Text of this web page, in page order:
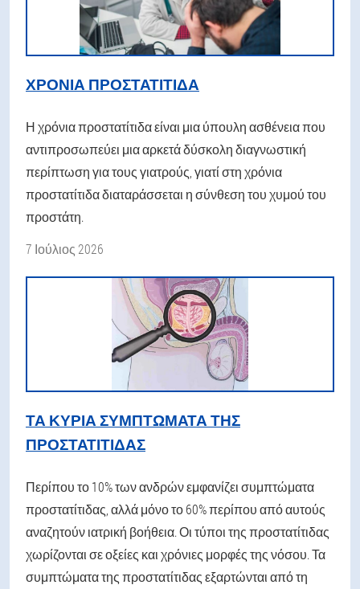
ΧΡΌΝΙΑ ΠΡΟΣΤΑΤΊΤΙΔΑ
Η χρόνια προστατίτιδα είναι μια ύπουλη ασθένεια που
αντιπροσωπεύει μια αρκετά δύσκολη διαγνωστική
περίπτωση για τους γιατρούς, γιατί στη χρόνια
προστατίτιδα διαταράσσεται η σύνθεση του χυμού του
προστάτη.
7 Ιούλιος 2026
ΤΑ ΚΎΡΙΑ ΣΥΜΠΤΏΜΑΤΑ ΤΗΣ
ΠΡΟΣΤΑΤΊΤΙΔΑΣ
Περίπου το 10% των ανδρών εμφανίζει συμπτώματα
προστατίτιδας, αλλά μόνο το 60% περίπου από αυτούς
αναζητούν ιατρική βοήθεια. Οι τύποι της προστατίτιδας
χωρίζονται σε οξείες και χρόνιες μορφές της νόσου. Τα
συμπτώματα της προστατίτιδας εξαρτώνται από τη